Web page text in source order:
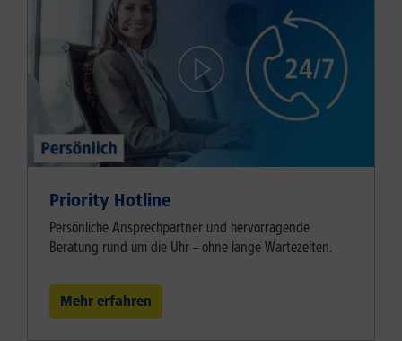
Priority Hotline
Persönliche Ansprechpartner und hervorragende
Beratung rund um die Uhr – ohne lange Wartezeiten.
Mehr erfahren